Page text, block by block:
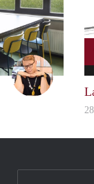
Carter